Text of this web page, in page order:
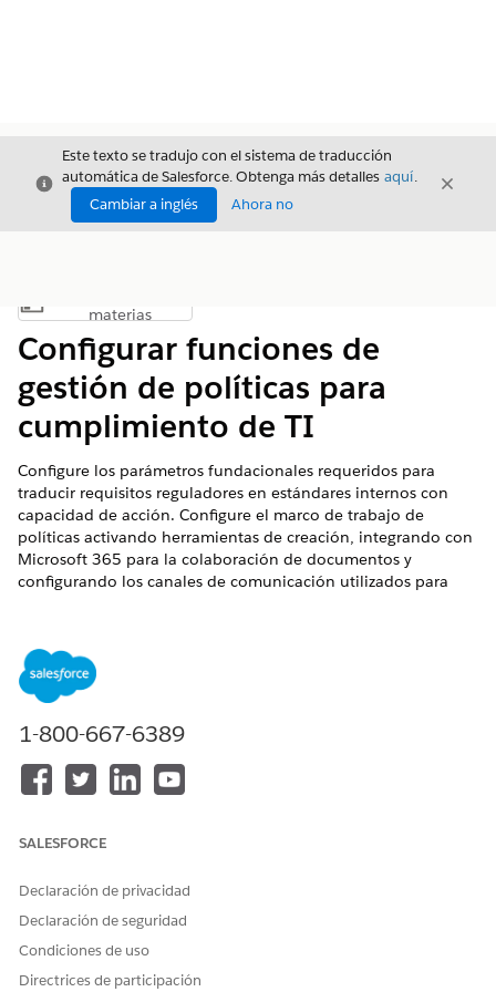
Cerrar
Este texto se tradujo con el sistema de traducción
automática de Salesforce. Obtenga más detalles aquí.
Cambiar a inglés
Ahora no
Cerrar
Mostrar índice de materias
materias
Configurar funciones de
gestión de políticas para
cumplimiento de TI
Configure los parámetros fundacionales requeridos para
traducir requisitos reguladores en estándares internos con
capacidad de acción. Configure el marco de trabajo de
políticas activando herramientas de creación, integrando con
Microsoft 365 para la colaboración de documentos y
configurando los canales de comunicación utilizados para
EDICIONES NECESARIAS
Unlimited
con Agentforce IT Service.
Active Gestión de pólizas para gestionar el ciclo de vida de
Configure rápidamente funciones principales, incluyendo
la creación asistida por IA y la regulación del ciclo de vida
automatizada.
Configurar Gestión de políticas con Microsoft 365 para
1-800-667-6389
SALESFORCE
Declaración de privacidad
Declaración de seguridad
Condiciones de uso
Directrices de participación